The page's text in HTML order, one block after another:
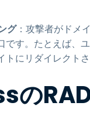
グ：攻撃者がドメ
です。たとえば、
トにリダイレクト
の